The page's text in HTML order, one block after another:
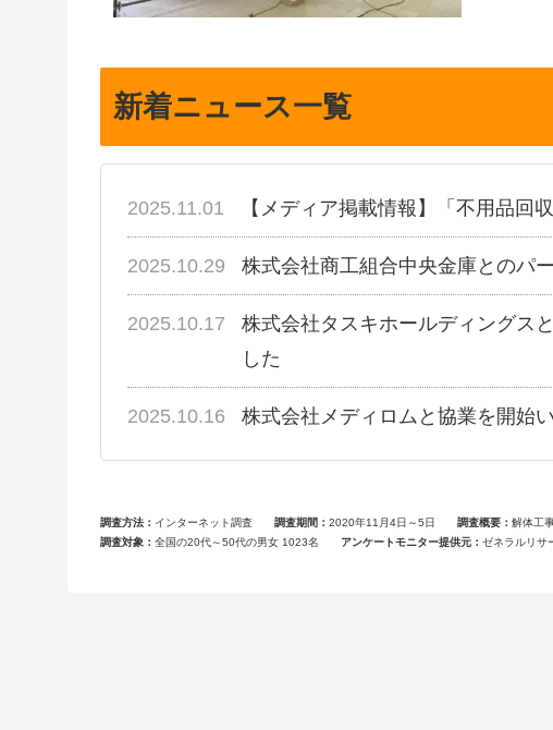
新着ニュース一覧
2025.11.01 【メディア掲載情報】「不用品回
2025.10.29 株式会社商工組合中央金庫とのパ
2025.10.17
株式会社タスキホールディングス
した
2025.10.16 株式会社メディロムと協業を開始
調査方法 インターネット調査 調査期間 2020年11月4日～5日 調査概要
解体工
調査対象
全国の20代～50代の男女 1023名 アンケートモニター提供元 ゼネラルリサ